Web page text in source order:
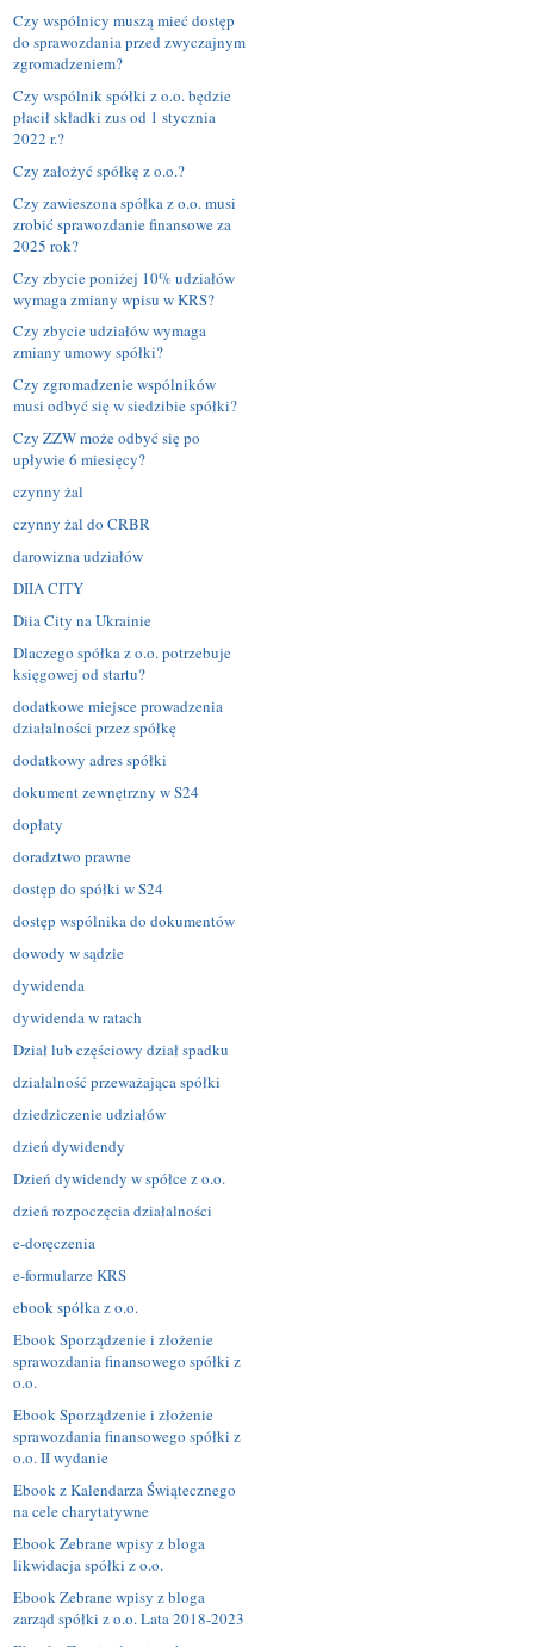
Czy wspólnicy muszą mieć dostęp
do sprawozdania przed zwyczajnym
zgromadzeniem?
Czy wspólnik spółki z o.o. będzie
płacił składki zus od 1 stycznia
2022 r.?
Czy założyć spółkę z o.o.?
Czy zawieszona spółka z o.o. musi
zrobić sprawozdanie finansowe za
2025 rok?
Czy zbycie poniżej 10% udziałów
wymaga zmiany wpisu w KRS?
Czy zbycie udziałów wymaga
zmiany umowy spółki?
Czy zgromadzenie wspólników
musi odbyć się w siedzibie spółki?
Czy ZZW może odbyć się po
upływie 6 miesięcy?
czynny żal
czynny żal do CRBR
darowizna udziałów
DIIA CITY
Diia City na Ukrainie
Dlaczego spółka z o.o. potrzebuje
księgowej od startu?
dodatkowe miejsce prowadzenia
działalności przez spółkę
dodatkowy adres spółki
dokument zewnętrzny w S24
dopłaty
doradztwo prawne
dostęp do spółki w S24
dostęp wspólnika do dokumentów
dowody w sądzie
dywidenda
dywidenda w ratach
Dział lub częściowy dział spadku
działalność przeważająca spółki
dziedziczenie udziałów
dzień dywidendy
Dzień dywidendy w spółce z o.o.
dzień rozpoczęcia działalności
e-doręczenia
e-formularze KRS
ebook spółka z o.o.
Ebook Sporządzenie i złożenie
sprawozdania finansowego spółki z
o.o.
Ebook Sporządzenie i złożenie
sprawozdania finansowego spółki z
o.o. II wydanie
Ebook z Kalendarza Świątecznego
na cele charytatywne
Ebook Zebrane wpisy z bloga
likwidacja spółki z o.o.
Ebook Zebrane wpisy z bloga
zarząd spółki z o.o. Lata 2018-2023